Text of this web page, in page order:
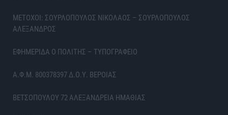
ΜΕΤΟΧΟΙ: ΣΟΥΡΛΟΠΟΥΛΟΣ ΝΙΚΟΛΑΟΣ – ΣΟΥΡΛΟΠΟΥΛΟΣ
ΑΛΕΞΑΝΔΡΟΣ
ΕΦΗΜΕΡΙΔΑ Ο ΠΟΛΙΤΗΣ – ΤΥΠΟΓΡΑΦΕΙΟ
Α.Φ.Μ. 800378397 Δ.Ο.Υ. ΒΕΡΟΙΑΣ
ΒΕΤΣΟΠΟΥΛΟΥ 72 ΑΛΕΞΑΝΔΡΕΙΑ ΗΜΑΘΙΑΣ